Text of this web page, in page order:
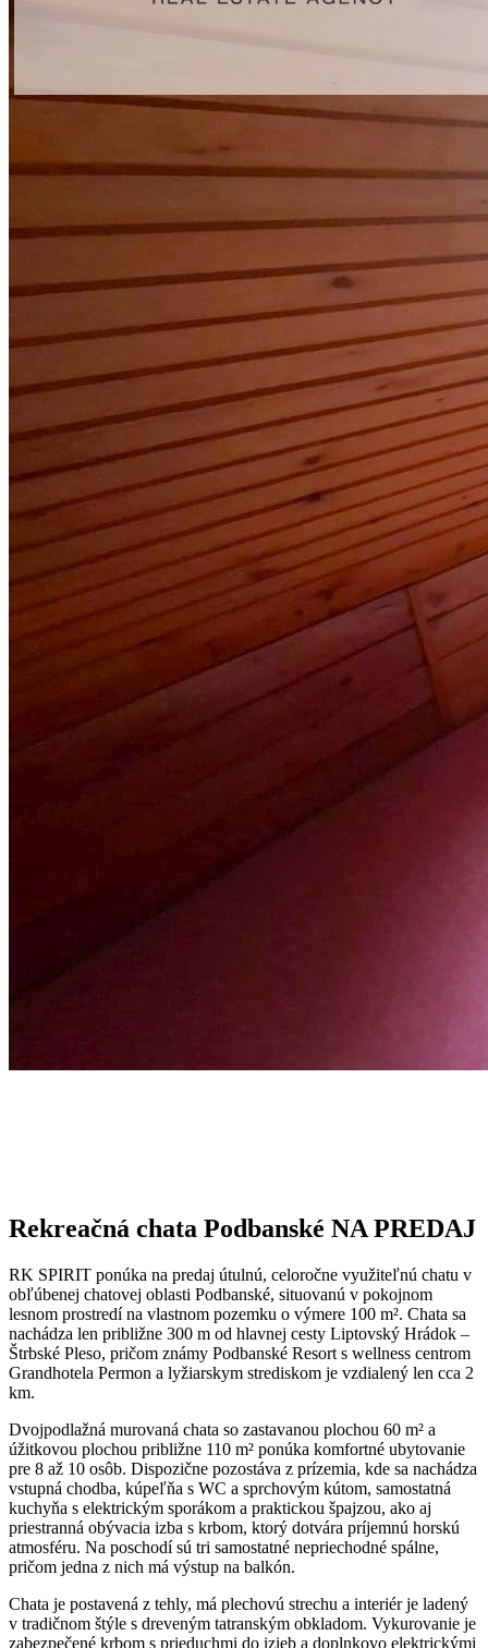
Rekreačná chata Podbanské NA PREDAJ
RK SPIRIT ponúka na predaj útulnú, celoročne využiteľnú chatu v
obľúbenej chatovej oblasti Podbanské, situovanú v pokojnom
lesnom prostredí na vlastnom pozemku o výmere 100 m². Chata sa
nachádza len približne 300 m od hlavnej cesty Liptovský Hrádok –
Štrbské Pleso, pričom známy Podbanské Resort s wellness centrom
Grandhotela Permon a lyžiarskym strediskom je vzdialený len cca 2
km.
Dvojpodlažná murovaná chata so zastavanou plochou 60 m² a
úžitkovou plochou približne 110 m² ponúka komfortné ubytovanie
pre 8 až 10 osôb. Dispozične pozostáva z prízemia, kde sa nachádza
vstupná chodba, kúpeľňa s WC a sprchovým kútom, samostatná
kuchyňa s elektrickým sporákom a praktickou špajzou, ako aj
priestranná obývacia izba s krbom, ktorý dotvára príjemnú horskú
atmosféru. Na poschodí sú tri samostatné nepriechodné spálne,
pričom jedna z nich má výstup na balkón.
Chata je postavená z tehly, má plechovú strechu a interiér je ladený
v tradičnom štýle s dreveným tatranským obkladom. Vykurovanie je
zabezpečené krbom s prieduchmi do izieb a doplnkovo elektrickými